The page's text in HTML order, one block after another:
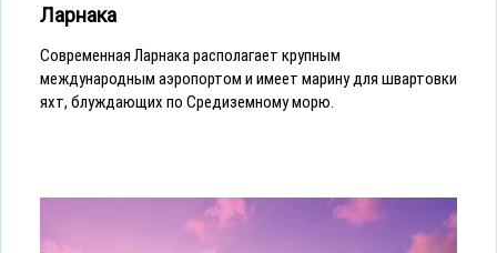
Ларнака
Современная Ларнака располагает крупным
международным аэропортом и имеет марину для швартовки
яхт, блуждающих по Средиземному морю.